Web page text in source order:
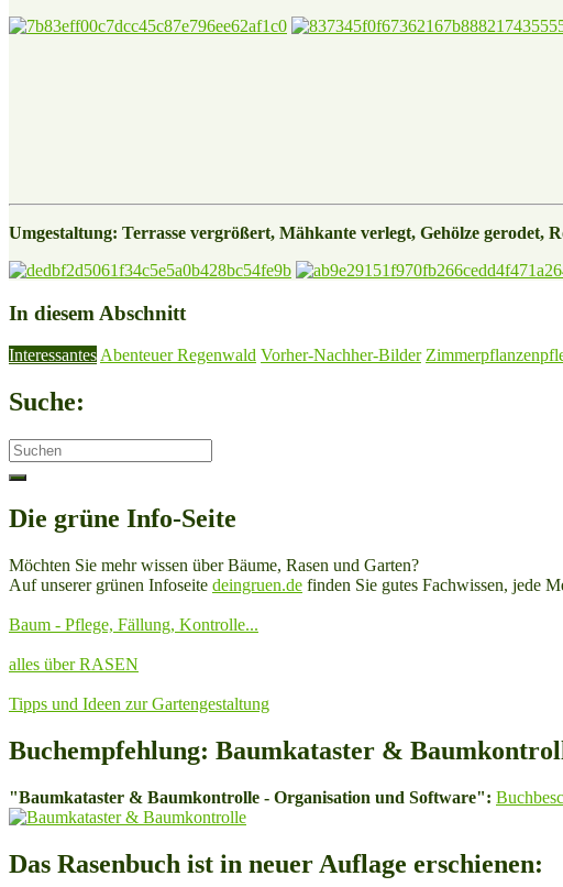
Umgestaltung: Terrasse vergrößert, Mähkante verlegt, Gehölze gerodet,
In diesem Abschnitt
Interessantes Abenteuer Regenwald Vorher-Nachher-Bilder
Suche:
Search
for:
Die grüne Info-Seite
Möchten Sie mehr wissen über Bäume, Rasen und Garten?
Auf unserer grünen Infoseite deingruen.de finden Sie gutes Fachwissen, jede
Baum - Pflege, Fällung, Kontrolle...
alles über RASEN
Tipps und Ideen zur Gartengestaltung
Buchempfehlung: Baumkataster &
"Baumkataster & Baumkontrolle - Organisation und Software":
Das Rasenbuch ist in neuer Auflage erschienen: